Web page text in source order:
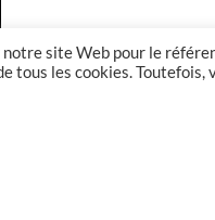
site Web pour le
tous les cookies.